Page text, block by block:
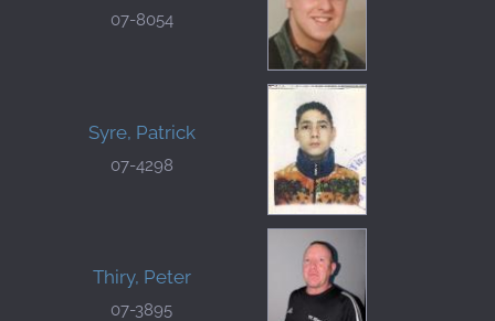
07-8054
Syre, Patrick
07-4298
Thiry, Peter
07-3895